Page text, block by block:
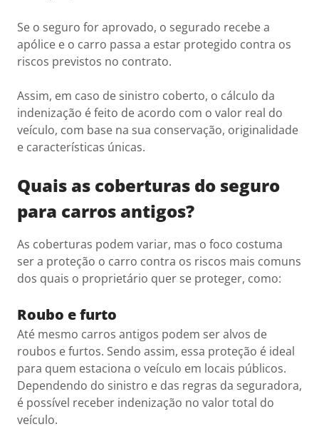
Se o seguro for aprovado, o segurado recebe a
apólice e o carro passa a estar protegido contra os
riscos previstos no contrato.
Assim, em caso de sinistro coberto, o cálculo da
indenização é feito de acordo com o valor real do
veículo, com base na sua conservação, originalidade
e características únicas.
Quais as coberturas do seguro
para carros antigos?
As coberturas podem variar, mas o foco costuma
ser a proteção o carro contra os riscos mais comuns
dos quais o proprietário quer se proteger, como:
Roubo e furto
Até mesmo carros antigos podem ser alvos de
roubos e furtos. Sendo assim, essa proteção é ideal
para quem estaciona o veículo em locais públicos.
Dependendo do sinistro e das regras da seguradora,
é possível receber indenização no valor total do
veículo.